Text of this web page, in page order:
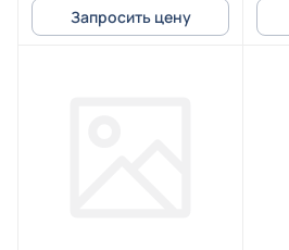
Запросить цену